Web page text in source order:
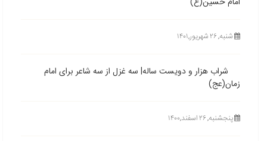
شنبه, ۲۶ شهریور,۱۴۰۱
شراب هزار و دویست ساله| سه غزل از سه شاعر برای امام
زمان(عج)
پنجشنبه, ۲۶ اسفند,۱۴۰۰